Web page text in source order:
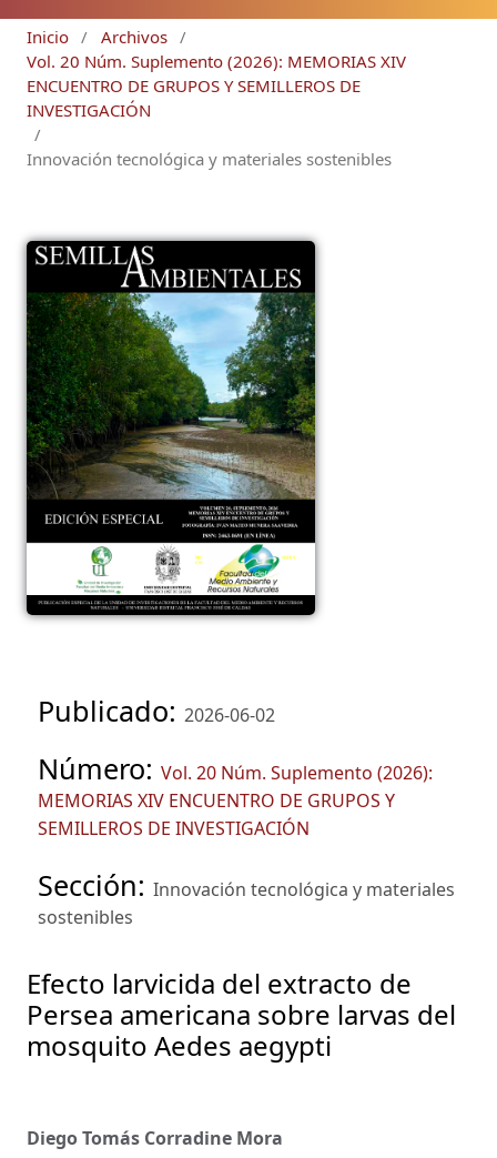
Inicio / Archivos /
Vol. 20 Núm. Suplemento (2026): MEMORIAS XIV
ENCUENTRO DE GRUPOS Y SEMILLEROS DE
INVESTIGACIÓN
/
Innovación tecnológica y materiales sostenibles
Publicado: 2026-06-02
Número: Vol. 20 Núm. Suplemento (2026):
MEMORIAS XIV ENCUENTRO DE GRUPOS Y
SEMILLEROS DE INVESTIGACIÓN
Sección: Innovación tecnológica y materiales
sostenibles
Efecto larvicida del extracto de
Persea americana sobre larvas del
mosquito Aedes aegypti
Diego Tomás Corradine Mora